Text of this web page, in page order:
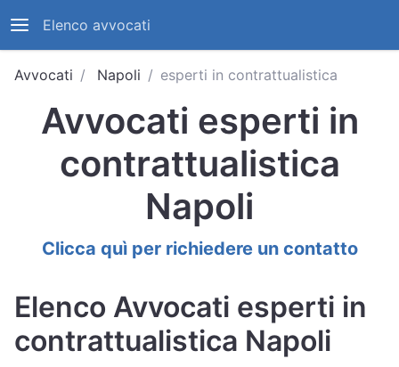
Elenco avvocati
Avvocati Napoli esperti in contrattualistica
Avvocati esperti in
contrattualistica
Napoli
Clicca quì per richiedere un contatto
Elenco Avvocati esperti in
contrattualistica Napoli